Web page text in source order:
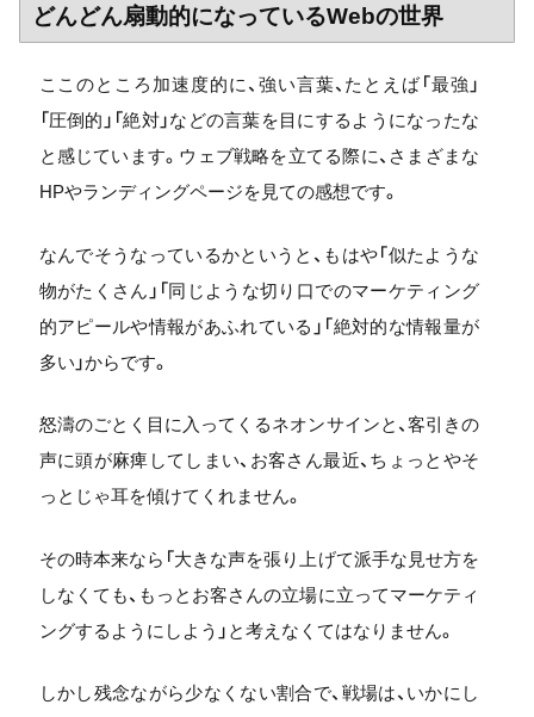
どんどん扇動的になっているWebの世界
ここのところ加速度的に、強い言葉、たとえば「最強」
「圧倒的」「絶対」などの言葉を目にするようになったな
と感じています。ウェブ戦略を立てる際に、さまざまな
HPやランディングページを見ての感想です。
なんでそうなっているかというと、もはや「似たような
物がたくさん」「同じような切り口でのマーケティング
的アピールや情報があふれている」「絶対的な情報量が
多い」からです。
怒濤のごとく目に入ってくるネオンサインと、客引きの
声に頭が麻痺してしまい、お客さん最近、ちょっとやそ
っとじゃ耳を傾けてくれません。
その時本来なら「大きな声を張り上げて派手な見せ方を
しなくても、もっとお客さんの立場に立ってマーケティ
ングするようにしよう」と考えなくてはなりません。
しかし残念ながら少なくない割合で、戦場は、いかにし